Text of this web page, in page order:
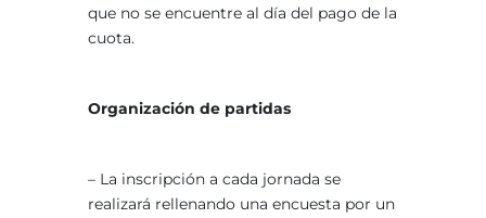
que no se encuentre al día del pago de la
cuota.
Organización de partidas
– La inscripción a cada jornada se
realizará rellenando una encuesta por un